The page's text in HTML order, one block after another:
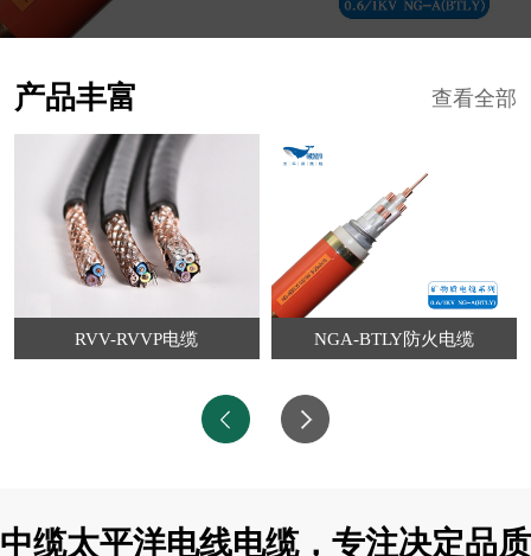
查看全部
产品丰富
RVV-RVVP电缆 NGA-BTLY防火电缆
中缆太平洋电线电缆，专注决定品质